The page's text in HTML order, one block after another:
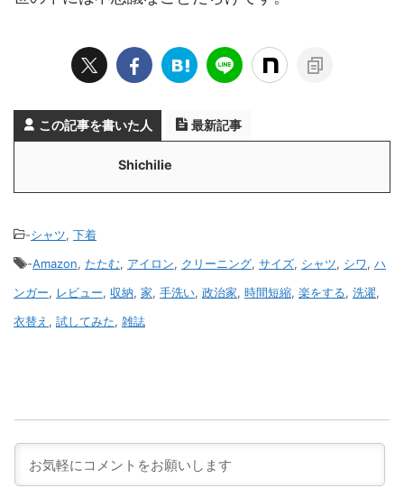
この記事を書いた人 最新記事
Shichilie
-シャツ, 下着
-Amazon, たたむ, アイロン, クリーニング, サイズ, シャツ, シワ, ハ
ンガー, レビュー, 収納, 家, 手洗い, 政治家, 時間短縮, 楽をする, 洗濯,
衣替え , 試してみた, 雑誌